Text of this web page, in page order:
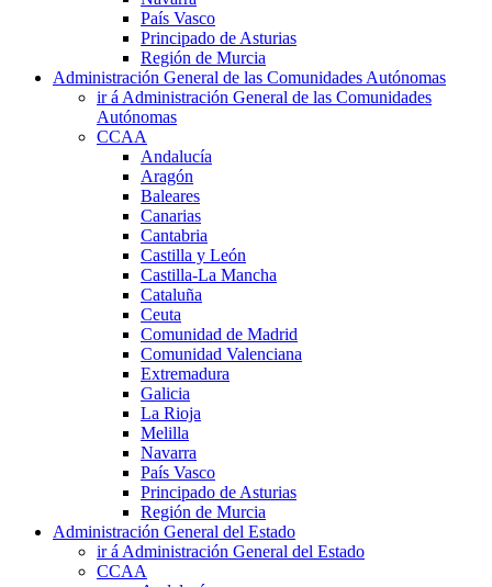
País Vasco
Principado de Asturias
Región de Murcia
Administración General de las Comunidades Autónomas
ir á Administración General de las Comunidades
Autónomas
CCAA
Andalucía
Aragón
Baleares
Canarias
Cantabria
Castilla y León
Castilla-La Mancha
Cataluña
Ceuta
Comunidad de Madrid
Comunidad Valenciana
Extremadura
Galicia
La Rioja
Melilla
Navarra
País Vasco
Principado de Asturias
Región de Murcia
Administración General del Estado
ir á Administración General del Estado
CCAA